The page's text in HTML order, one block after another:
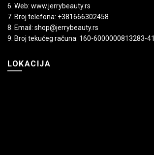
6. Web: www.jerrybeauty.rs
7. Broj telefona: +381666302458
8. Email: shop@jerrybeauty.rs
9. Broj tekućeg računa: 160-6000000813283-41
LOKACIJA